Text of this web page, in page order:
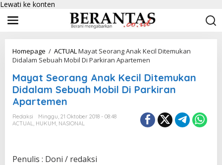
Lewati ke konten
Homepage / ACTUALMayat Seorang Anak Kecil Ditemukan
Didalam Sebuah Mobil Di Parkiran Apartemen
Mayat Seorang Anak Kecil Ditemukan
Didalam Sebuah Mobil Di Parkiran
Apartemen
Redaksi
Minggu, 21 Oktober 2018 - 08:48
ACTUAL, HUKUM, NASIONAL
Penulis : Doni / redaksi